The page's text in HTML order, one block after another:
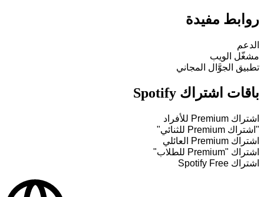
روابط مفيدة
الدعم
مشغّل الويب
تطبيق الجوَّال المجاني
باقات اشتراك Spotify
اشتراك Premium للأفراد
"اشتراك Premium للثنائي"
اشتراك Premium العائلي
اشتراك "Premium للطلاب"
اشتراك Spotify Free